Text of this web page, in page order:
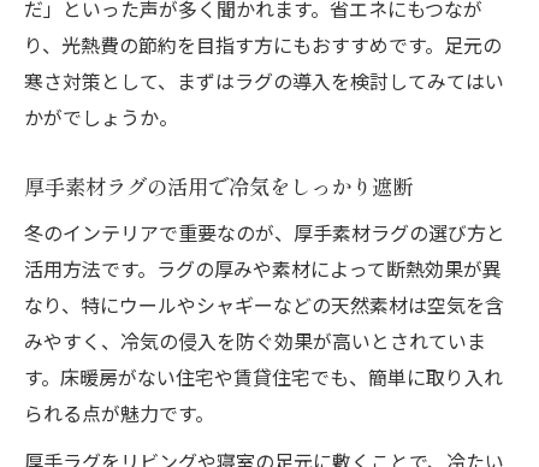
だ」といった声が多く聞かれます。省エネにもつなが
り、光熱費の節約を目指す方にもおすすめです。足元の
寒さ対策として、まずはラグの導入を検討してみてはい
かがでしょうか。
厚手素材ラグの活用で冷気をしっかり遮断
冬のインテリアで重要なのが、厚手素材ラグの選び方と
活用方法です。ラグの厚みや素材によって断熱効果が異
なり、特にウールやシャギーなどの天然素材は空気を含
みやすく、冷気の侵入を防ぐ効果が高いとされていま
す。床暖房がない住宅や賃貸住宅でも、簡単に取り入れ
られる点が魅力です。
厚手ラグをリビングや寝室の足元に敷くことで、冷たい